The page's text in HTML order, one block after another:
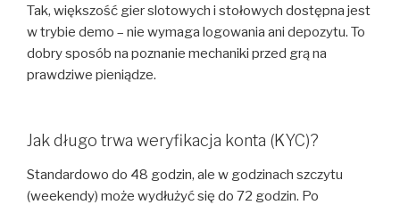
Tak, większość gier slotowych i stołowych dostępna jest
w trybie demo – nie wymaga logowania ani depozytu. To
dobry sposób na poznanie mechaniki przed grą na
prawdziwe pieniądze.
Jak długo trwa weryfikacja konta (KYC)?
Standardowo do 48 godzin, ale w godzinach szczytu
(weekendy) może wydłużyć się do 72 godzin. Po